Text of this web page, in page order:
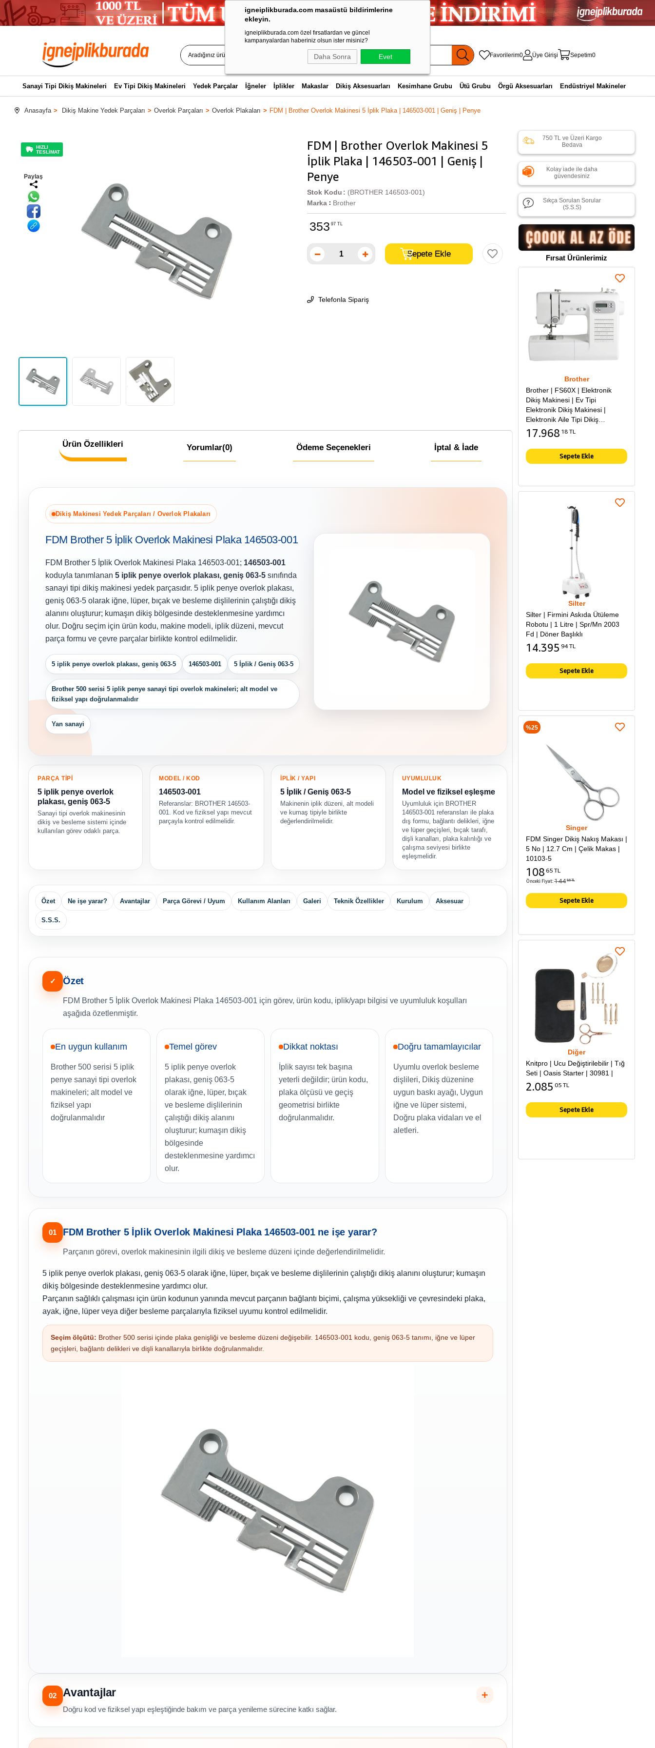
igneiplikburada.com masaüstü bildirimlerine
ekleyin.
igneiplikburada.com özel fırsatlardan ve güncel
kampanyalardan haberiniz olsun ister misiniz?
Daha Sonra Evet Favorilerim0 Üye Girişi Sepetim0
Sanayi Tipi Dikiş Makineleri Ev Tipi Dikiş Makineleri Yedek Parçalar İğneler İplikler Makaslar Dikiş Aksesuarları Kesimhane Grubu Ütü Grubu Örgü Aksesuarları Endüstriyel Makineler
Anasayfa Dikiş Makine Yedek Parçaları Overlok Parçaları Overlok Plakaları FDM | Brother Overlok Makinesi 5 İplik Plaka | 146503-001 | Geniş | Penye
HIZLI
TESLİMAT
Paylaş
FDM | Brother Overlok Makinesi 5
İplik Plaka | 146503-001 | Geniş |
Penye
(BROTHER 146503-001)
Stok Kodu
Marka : Brother
353 97 TL
Telefonla Sipariş
Ürün Özellikleri Yorumlar(0) Ödeme Seçenekleri İptal & İade
Dikiş Makinesi Yedek Parçaları / Overlok Plakaları
FDM Brother 5 İplik Overlok Makinesi Plaka 146503-001
FDM Brother 5 İplik Overlok Makinesi Plaka 146503-001; 146503-001
koduyla tanımlanan 5 iplik penye overlok plakası, geniş 063-5 sınıfında
sanayi tipi dikiş makinesi yedek parçasıdır. 5 iplik penye overlok plakası,
geniş 063-5 olarak iğne, lüper, bıçak ve besleme dişlilerinin çalıştığı dikiş
alanını oluşturur; kumaşın dikiş bölgesinde desteklenmesine yardımcı
olur. Doğru seçim için ürün kodu, makine modeli, iplik düzeni, mevcut
parça formu ve çevre parçalar birlikte kontrol edilmelidir.
5 iplik penye overlok plakası, geniş 063-5 146503-001 5 İplik / Geniş 063-5
Brother 500 serisi 5 iplik penye sanayi tipi overlok makineleri; alt model ve
fiziksel yapı doğrulanmalıdır
Yan sanayi
PARÇA TİPİ
5 iplik penye overlok
plakası, geniş 063-5
Sanayi tipi overlok makinesinin
dikiş ve besleme sistemi içinde
kullanılan görev odaklı parça.
MODEL / KOD
146503-001
Referanslar: BROTHER 146503-
001. Kod ve fiziksel yapı mevcut
parçayla kontrol edilmelidir.
İPLİK / YAPI
5 İplik / Geniş 063-5
Makinenin iplik düzeni, alt modeli
ve kumaş tipiyle birlikte
değerlendirilmelidir.
UYUMLULUK
Model ve fiziksel eşleşme
Uyumluluk için BROTHER
146503-001 referansları ile plaka
dış formu, bağlantı delikleri, iğne
ve lüper geçişleri, bıçak tarafı,
dişli kanalları, plaka kalınlığı ve
çalışma seviyesi birlikte
eşleşmelidir.
Özet Ne işe yarar? Avantajlar Parça Görevi / Uyum Kullanım Alanları Galeri Teknik Özellikler Kurulum Aksesuar
S.S.S.
✓ Özet
FDM Brother 5 İplik Overlok Makinesi Plaka 146503-001 için görev, ürün kodu, iplik/yapı bilgisi ve uyumluluk koşulları
aşağıda özetlenmiştir.
En uygun kullanım
Brother 500 serisi 5 iplik
penye sanayi tipi overlok
makineleri; alt model ve
fiziksel yapı
doğrulanmalıdır
Temel görev
5 iplik penye overlok
plakası, geniş 063-5
olarak iğne, lüper, bıçak
ve besleme dişlilerinin
çalıştığı dikiş alanını
oluşturur; kumaşın dikiş
bölgesinde
desteklenmesine yardımcı
olur.
Dikkat noktası
İplik sayısı tek başına
yeterli değildir; ürün kodu,
plaka ölçüsü ve geçiş
geometrisi birlikte
doğrulanmalıdır.
Doğru tamamlayıcılar
Uyumlu overlok besleme
dişlileri, Dikiş düzenine
uygun baskı ayağı, Uygun
iğne ve lüper sistemi,
Doğru plaka vidaları ve el
aletleri.
01 FDM Brother 5 İplik Overlok Makinesi Plaka 146503-001 ne işe yarar?
Parçanın görevi, overlok makinesinin ilgili dikiş ve besleme düzeni içinde değerlendirilmelidir.
5 iplik penye overlok plakası, geniş 063-5 olarak iğne, lüper, bıçak ve besleme dişlilerinin çalıştığı dikiş alanını oluşturur; kumaşın
dikiş bölgesinde desteklenmesine yardımcı olur.
Parçanın sağlıklı çalışması için ürün kodunun yanında mevcut parçanın bağlantı biçimi, çalışma yüksekliği ve çevresindeki plaka,
ayak, iğne, lüper veya diğer besleme parçalarıyla fiziksel uyumu kontrol edilmelidir.
Seçim ölçütü: Brother 500 serisi içinde plaka genişliği ve besleme düzeni değişebilir. 146503-001 kodu, geniş 063-5 tanımı, iğne ve lüper
geçişleri, bağlantı delikleri ve dişli kanallarıyla birlikte doğrulanmalıdır.
02 Avantajlar
Doğru kod ve fiziksel yapı eşleştiğinde bakım ve parça yenileme sürecine katkı sağlar.
750 TL ve Üzeri Kargo
Bedava
Kolay iade ile daha
güvendesiniz
Sıkça Sorulan Sorular
(S.S.S)
Fırsat Ürünlerimiz
Brother
Brother | FS60X | Elektronik
Dikiş Makinesi | Ev Tipi
Elektronik Dikiş Makinesi |
Elektronik Aile Tipi Dikiş
Makinesi
17.968 18 TL
Sepete Ekle
Silter
Silter | Firmini Askıda Ütüleme
Robotu | 1 Litre | Spr/Mn 2003
Fd | Döner Başlıklı
14.395 94 TL
Sepete Ekle
Singer
FDM Singer Dikiş Nakış Makası |
5 No | 12.7 Cm | Çelik Makas |
10103-5
108 65 TL
Önceki Fiyat:144 86 TL
Sepete Ekle
%25
Diğer
Knitpro | Ucu Değiştirilebilir | Tığ
Seti | Oasis Starter | 30981 |
2.085 05 TL
Sepete Ekle